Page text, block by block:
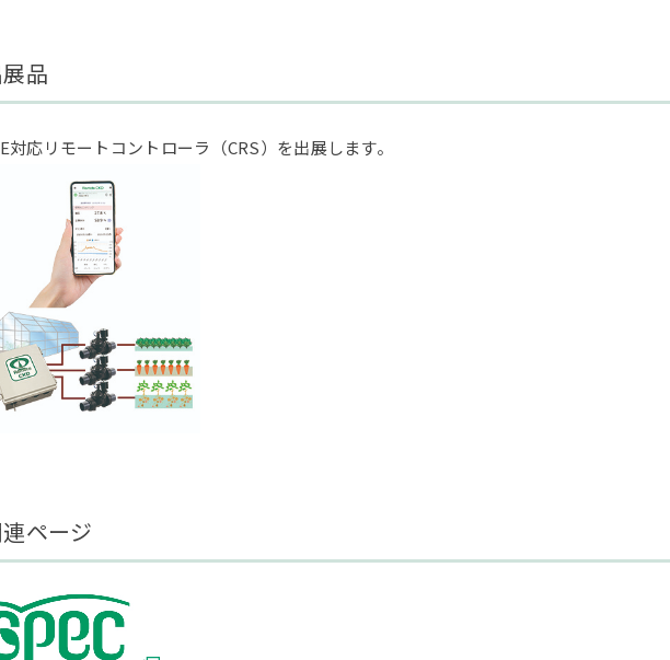
品
対応リモートコントローラ（CRS）を出展します。
ページ